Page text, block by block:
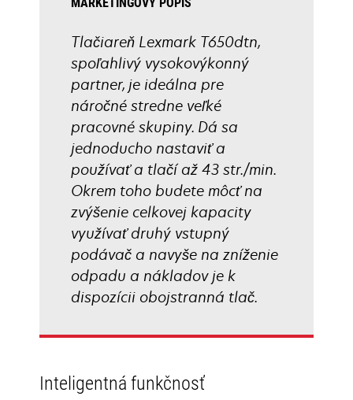
Tlačiareň Lexmark T650dtn,
spoľahlivý vysokovýkonný
partner, je ideálna pre
náročné stredne veľké
pracovné skupiny. Dá sa
jednoducho nastaviť a
používať a tlačí až 43 str./min.
Okrem toho budete môcť na
zvýšenie celkovej kapacity
využívať druhý vstupný
podávač a navyše na zníženie
odpadu a nákladov je k
dispozícii obojstranná tlač.
Inteligentná funkčnosť